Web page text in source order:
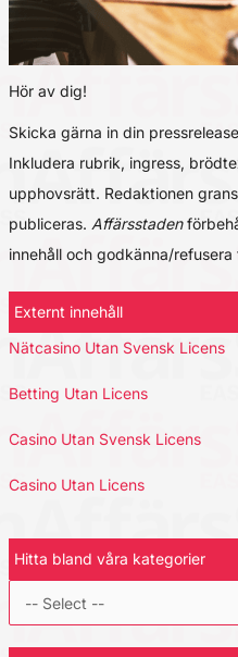
Hör av dig!
Skicka gärna in din
Inkludera rubrik, ingress,
upphovsrätt. Redaktionen
publiceras. Affärsstaden
innehåll och godkänna/
Externt innehåll
Nätcasino Utan Svensk Licens
Betting Utan Licens
Casino Utan Svensk Licens
Casino Utan Licens
Hitta bland våra kategorier